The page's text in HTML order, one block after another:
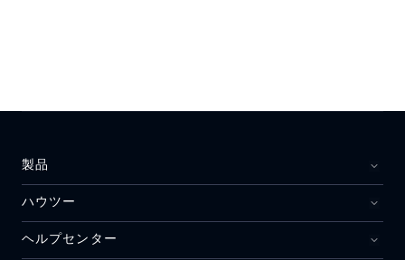
製品
ハウツー
ヘルプセンター